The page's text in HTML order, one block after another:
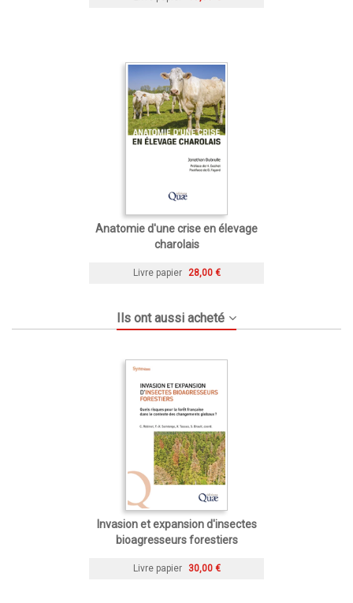
Anatomie d'une crise en élevage
charolais
Livre papier 28,00 €
Ils ont aussi acheté
Invasion et expansion d'insectes
bioagresseurs forestiers
Livre papier 30,00 €